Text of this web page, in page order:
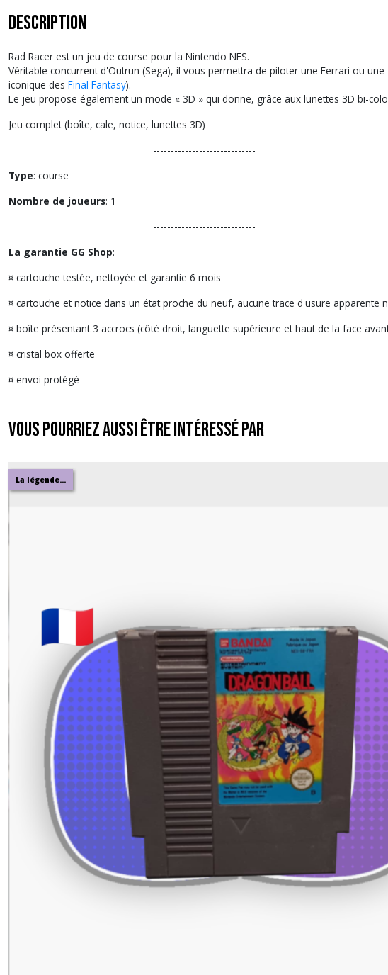
Description
Rad Racer est un jeu de course pour la Nintendo NES.
Véritable concurrent d'Outrun (Sega), il vous permettra de piloter une Ferrari ou
iconique des Final Fantasy).
Le jeu propose également un mode « 3D » qui donne, grâce aux lunettes 3D bi-
Jeu complet (boîte, cale, notice, lunettes 3D)
-----------------------------
Type: course
Nombre de joueurs: 1
-----------------------------
La garantie GG Shop:
¤ cartouche testée, nettoyée et garantie 6 mois
¤ cartouche et notice dans un état proche du neuf, aucune trace d'usure apparente
¤ boîte présentant 3 accrocs (côté droit, languette supérieure et haut de la face
¤ cristal box offerte
¤ envoi protégé
Vous pourriez aussi être intéressé par
La légende...